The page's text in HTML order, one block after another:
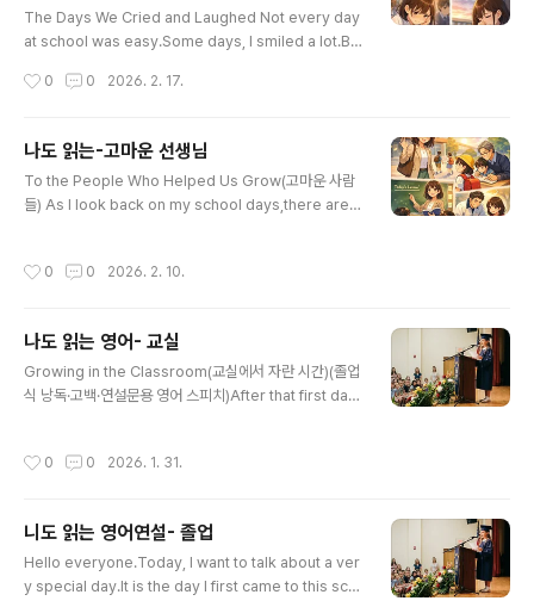
The Days We Cried and Laughed Not every day
at school was easy.Some days, I smiled a lot.Bu
ys when lessons felt too hard.I looked at my pa
e out right.My hands felt slow, and my head felt f
ull.There were days when test scores made me
sad.I tried my best, but it was not enough.I felt s
mall again, just like m..
0 0 2026. 2. 17.
나도 읽는-고마운 선생님
To the People Who Helped Us Grow(고마운 사람
들) As I look back on my school days,there are p
st, I want to talk about our teachers.Teachers w
w to live.Sometimes, we did not listen well.Som
etimes, we made mistakes again..
0 0 2026. 2. 10.
나도 읽는 영어- 교실
Growing in the Classroom(교실에서 자란 시간)(졸업
식 낭독·고백·연설문용 영어 스피치)After that first day,
still felt strange.But day by day, it started to feel
my handand how to wait for my turn.The classro
om was where our days ..
0 0 2026. 1. 31.
니도 읽는 영어연설- 졸업
Hello everyone.Today, I want to talk about a ver
y special day.It is the day I first came to this sch